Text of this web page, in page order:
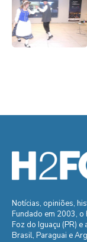
Notícias, opiniões,
Fundado em 2003,
Foz do Iguaçu (PR)
Brasil, Paraguai e